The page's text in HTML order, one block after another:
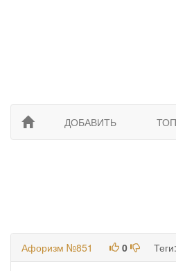
ДОБАВИТЬ
Афоризм №851 0 Теги: